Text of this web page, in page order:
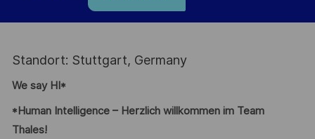
Standort: Stuttgart, Germany
We say HI*
*Human Intelligence – Herzlich willkommen im Team
Thales!